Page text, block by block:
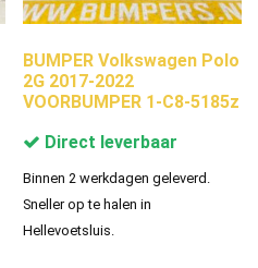
BUMPER Volkswagen Polo
2G 2017-2022
VOORBUMPER 1-C8-5185z
Direct leverbaar
Binnen 2 werkdagen geleverd.
Sneller op te halen in
Hellevoetsluis.